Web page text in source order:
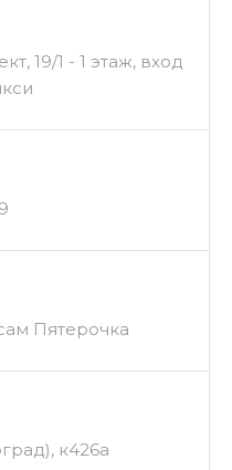
19/1 - 1 этаж, вход
Пятерочка
к426а